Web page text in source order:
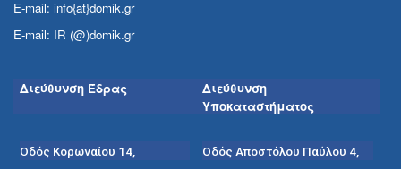
E-mail: info{at}domik.gr
E-mail: IR (@)domik.gr
Διεύθυνση Έδρας
Διεύθυνση
Υποκαταστήματος
Οδός Κορωναίου 14, Οδός Αποστόλου Παύλου 4,